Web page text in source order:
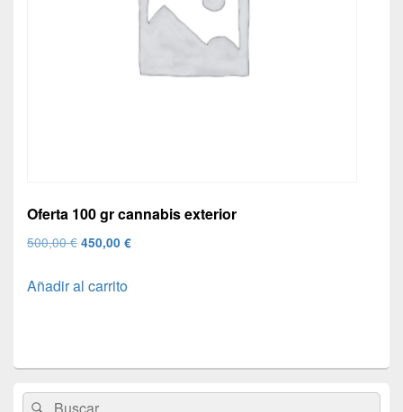
Oferta 100 gr cannabis exterior
500,00€ El
original
450,00 €El
Añadir al carrito
área
BuscarBuscar